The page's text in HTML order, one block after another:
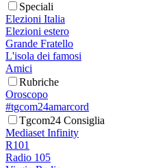
Speciali
Elezioni Italia
Elezioni estero
Grande Fratello
L'isola dei famosi
Amici
Rubriche
Oroscopo
#tgcom24amarcord
Tgcom24 Consiglia
Mediaset Infinity
R101
Radio 105